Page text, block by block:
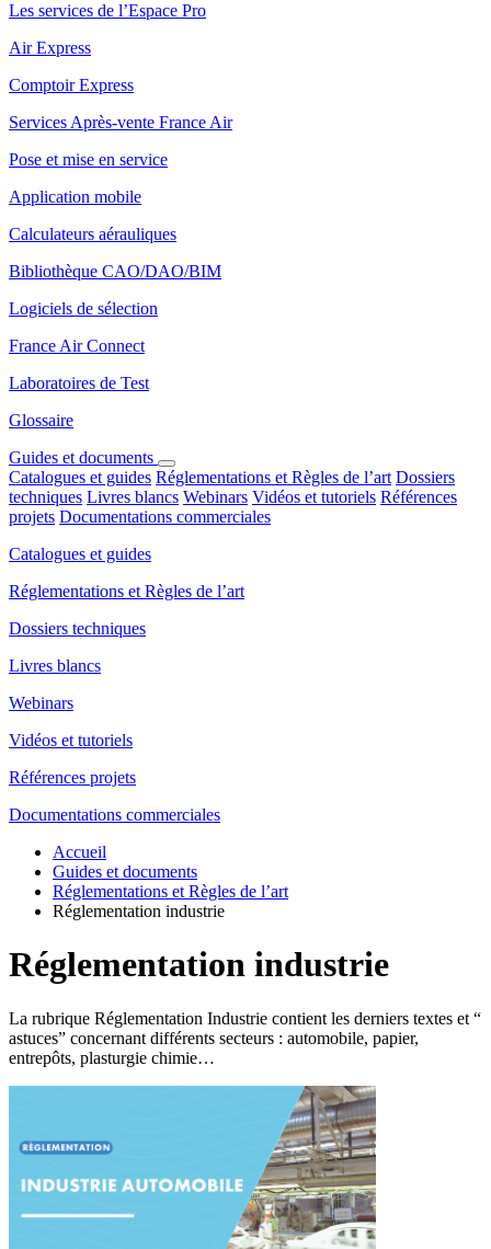
Les services de l’Espace Pro
Air Express
Comptoir Express
Services Après-vente France Air
Pose et mise en service
Application mobile
Calculateurs aérauliques
Bibliothèque CAO/DAO/BIM
Logiciels de sélection
France Air Connect
Laboratoires de Test
Glossaire
Guides et documents
Catalogues et guides Réglementations et Règles de l’art Dossiers
techniques Livres blancs Webinars Vidéos et tutoriels Références
projets Documentations commerciales
Catalogues et guides
Réglementations et Règles de l’art
Dossiers techniques
Livres blancs
Webinars
Vidéos et tutoriels
Références projets
Documentations commerciales
Accueil
Guides et documents
Réglementations et Règles de l’art
Réglementation industrie
Réglementation industrie
La rubrique Réglementation Industrie contient les derniers textes et “
astuces” concernant différents secteurs : automobile, papier,
entrepôts, plasturgie chimie…